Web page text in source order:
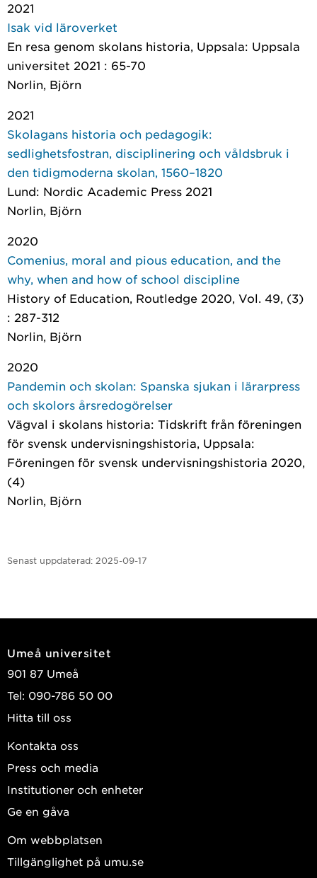
2021
Isak vid läroverket
En resa genom skolans historia, Uppsala: Uppsala
universitet 2021 : 65-70
Norlin, Björn
2021
Skolagans historia och pedagogik:
sedlighetsfostran, disciplinering och våldsbruk i
den tidigmoderna skolan, 1560–1820
Lund: Nordic Academic Press 2021
Norlin, Björn
2020
Comenius, moral and pious education, and the
why, when and how of school discipline
History of Education, Routledge 2020, Vol. 49, (3)
: 287-312
Norlin, Björn
2020
Pandemin och skolan: Spanska sjukan i lärarpress
och skolors årsredogörelser
Vägval i skolans historia: Tidskrift från föreningen
för svensk undervisningshistoria, Uppsala:
Föreningen för svensk undervisningshistoria 2020,
(4)
Norlin, Björn
Senast uppdaterad: 2025-09-17
Umeå universitet
901 87 Umeå
Tel: 090-786 50 00
Hitta till oss
Kontakta oss
Press och media
Institutioner och enheter
Ge en gåva
Om webbplatsen
Tillgänglighet på umu.se